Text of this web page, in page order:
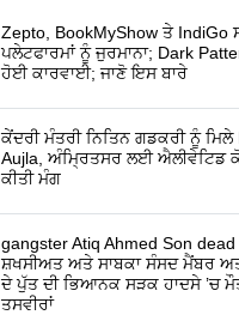
Zepto, BookMyShow ਤੇ IndiGo
ਪਲੇਟਫਾਰਮਾਂ ਨੂੰ ਜੁਰਮਾਨਾ; Dark
ਹੋਈ ਕਾਰਵਾਈ; ਜਾਣੋ ਇਸ ਬਾਰੇ
ਕੇਂਦਰੀ ਮੰਤਰੀ ਨਿਤਿਨ ਗਡਕਰੀ ਨੂੰ ਮਿਲੇ
Aujla, ਅੰਮ੍ਰਿਤਸਰ ਲਈ ਐਲੀਵੇਟਿਡ
ਕੀਤੀ ਮੰਗ
gangster Atiq Ahmed Son
ਸ਼ਖਸੀਅਤ ਅਤੇ ਸਾਬਕਾ ਸੰਸਦ ਮੈਂਬਰ
ਦੇ ਪੁੱਤ ਦੀ ਭਿਆਨਕ ਸੜਕ ਹਾਦਸੇ ’ਚ
ਤਸਵੀਰਾਂ